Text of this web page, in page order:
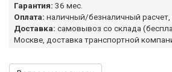
Гарантия: 36 мес.
Оплата: наличный/безналичный расчет,
Доставка: самовывоз со склада
Москве, доставка транспортной